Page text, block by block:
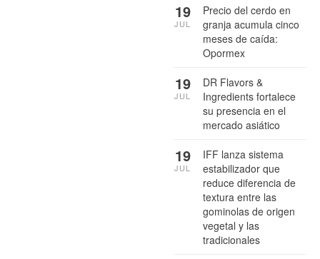
Precio del cerdo en
granja acumula cinco
meses de caída:
Opormex
19
JUL
DR Flavors &
Ingredients fortalece
su presencia en el
mercado asiático
19
JUL
IFF lanza sistema
estabilizador que
reduce diferencia de
textura entre las
gominolas de origen
vegetal y las
tradicionales
19
JUL